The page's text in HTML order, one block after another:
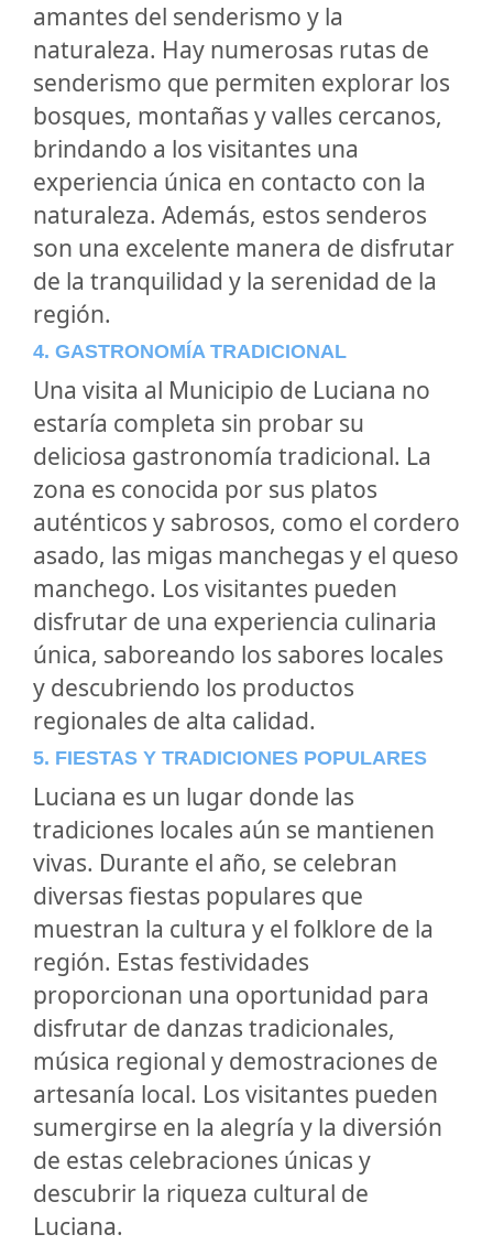
amantes del senderismo y la
naturaleza. Hay numerosas rutas de
senderismo que permiten explorar los
bosques, montañas y valles cercanos,
brindando a los visitantes una
experiencia única en contacto con la
naturaleza. Además, estos senderos
son una excelente manera de disfrutar
de la tranquilidad y la serenidad de la
región.
4. GASTRONOMÍA TRADICIONAL
Una visita al Municipio de Luciana no
estaría completa sin probar su
deliciosa gastronomía tradicional. La
zona es conocida por sus platos
auténticos y sabrosos, como el cordero
asado, las migas manchegas y el queso
manchego. Los visitantes pueden
disfrutar de una experiencia culinaria
única, saboreando los sabores locales
y descubriendo los productos
regionales de alta calidad.
5. FIESTAS Y TRADICIONES POPULARES
Luciana es un lugar donde las
tradiciones locales aún se mantienen
vivas. Durante el año, se celebran
diversas fiestas populares que
muestran la cultura y el folklore de la
región. Estas festividades
proporcionan una oportunidad para
disfrutar de danzas tradicionales,
música regional y demostraciones de
artesanía local. Los visitantes pueden
sumergirse en la alegría y la diversión
de estas celebraciones únicas y
descubrir la riqueza cultural de
Luciana.